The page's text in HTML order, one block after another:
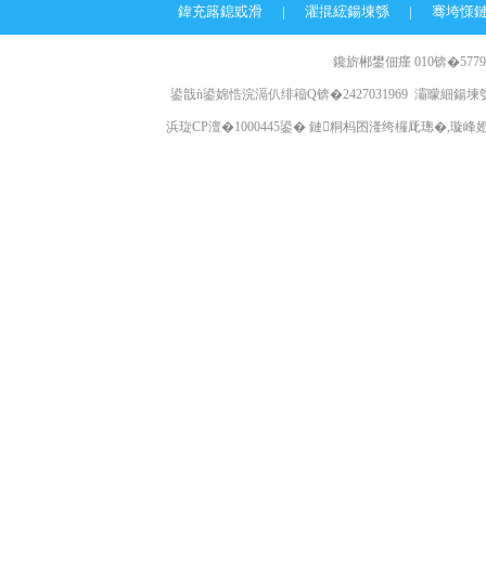
鍏充簬鎴戜滑 | 濯掍綋鍚堜綔 | 骞垮憡
鑱旂郴鐢佃瘽 010锛
鍙戠ǹ鍙婂悎浣滆仈绯籕Q锛�2427031969 灞曚細鍚堜
浜琁CP澶�1000445鍙� 鏈粡杩囨湰绔欏厑璁�,璇峰